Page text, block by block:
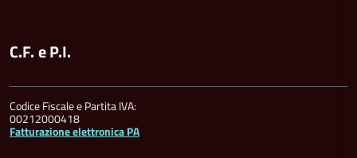
C.F. e P.I.
Codice Fiscale e Partita IVA:
00212000418
Fatturazione elettronica PA